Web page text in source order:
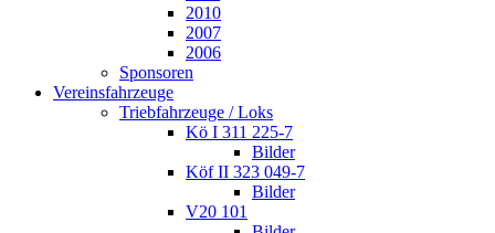
2010
2007
2006
Sponsoren
Vereinsfahrzeuge
Triebfahrzeuge / Loks
Kö I 311 225-7
Bilder
Köf II 323 049-7
Bilder
V20 101